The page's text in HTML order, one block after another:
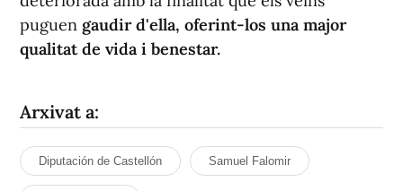
puguen gaudir d'ella, oferint-los una major
qualitat de vida i benestar.
Arxivat a:
Diputación de Castellón Samuel Falomir